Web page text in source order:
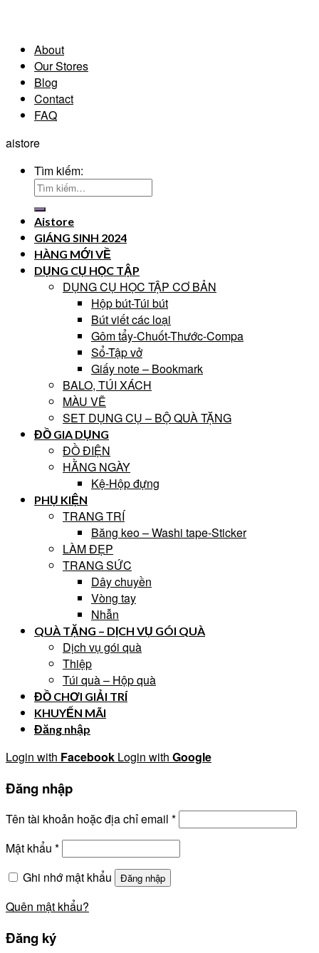
About
Our Stores
Blog
Contact
FAQ
aistore
Tìm kiếm:
Aistore
GIÁNG SINH 2024
HÀNG MỚI VỀ
DỤNG CỤ HỌC TẬP
DỤNG CỤ HỌC TẬP CƠ BẢN
Hộp bút-Túi bút
Bút viết các loại
Gôm tẩy-Chuốt-Thước-Compa
Sổ-Tập vở
Giấy note – Bookmark
BALO, TÚI XÁCH
MÀU VẼ
SET DỤNG CỤ – BỘ QUÀ TẶNG
ĐỒ GIA DỤNG
ĐỒ ĐIỆN
HẰNG NGÀY
Kệ-Hộp đựng
PHỤ KIỆN
TRANG TRÍ
Băng keo – Washi tape-Sticker
LÀM ĐẸP
TRANG SỨC
Dây chuyền
Vòng tay
Nhẫn
QUÀ TẶNG – DỊCH VỤ GÓI QUÀ
Dịch vụ gói quà
Thiệp
Túi quà – Hộp quà
ĐỒ CHƠI GIẢI TRÍ
KHUYẾN MÃI
Đăng nhập
Login with Facebook Login with Google
Đăng nhập
Tên tài khoản hoặc địa chỉ email *
Mật khẩu *
Ghi nhớ mật khẩu
Đăng nhập
Quên mật khẩu?
Đăng ký